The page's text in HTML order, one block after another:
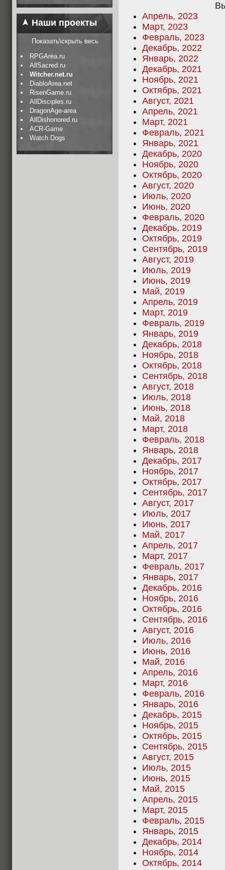
Наши проекты
Показать\скрыть весь
RPGArea.ru
AllSacred.ru
Witcher.net.ru
DiabloArea.net
RisenGame.ru
AllDisciples.ru
DragonAge-area
AllDishonored.ru
ACR-Game
Watch Dogs
Апрель, 2023
Март, 2023
Февраль, 2023
Декабрь, 2022
Январь, 2022
Декабрь, 2021
Ноябрь, 2021
Октябрь, 2021
Август, 2021
Апрель, 2021
Март, 2021
Февраль, 2021
Январь, 2021
Декабрь, 2020
Ноябрь, 2020
Октябрь, 2020
Август, 2020
Июль, 2020
Июнь, 2020
Февраль, 2020
Декабрь, 2019
Октябрь, 2019
Сентябрь, 2019
Август, 2019
Июль, 2019
Июнь, 2019
Май, 2019
Апрель, 2019
Март, 2019
Февраль, 2019
Январь, 2019
Декабрь, 2018
Ноябрь, 2018
Октябрь, 2018
Сентябрь, 2018
Август, 2018
Июль, 2018
Июнь, 2018
Май, 2018
Март, 2018
Февраль, 2018
Январь, 2018
Декабрь, 2017
Ноябрь, 2017
Октябрь, 2017
Сентябрь, 2017
Август, 2017
Июль, 2017
Июнь, 2017
Май, 2017
Апрель, 2017
Март, 2017
Февраль, 2017
Январь, 2017
Декабрь, 2016
Ноябрь, 2016
Октябрь, 2016
Сентябрь, 2016
Август, 2016
Июль, 2016
Июнь, 2016
Май, 2016
Апрель, 2016
Март, 2016
Февраль, 2016
Январь, 2016
Декабрь, 2015
Ноябрь, 2015
Октябрь, 2015
Сентябрь, 2015
Август, 2015
Июль, 2015
Июнь, 2015
Май, 2015
Апрель, 2015
Март, 2015
Февраль, 2015
Январь, 2015
Декабрь, 2014
Ноябрь, 2014
Октябрь, 2014